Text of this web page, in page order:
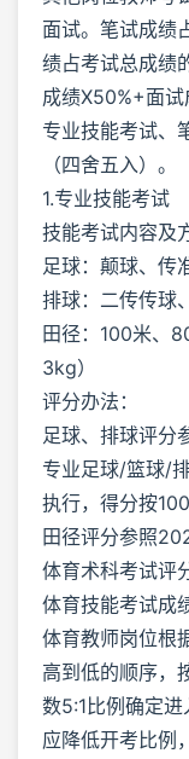
面试。笔试成绩
绩占考试总成绩
成绩X50%+面试
专业技能考试、
（四舍五入）。
1.专业技能考试
技能考试内容及
足球：颠球、传
排球：二传传球
田径：100米、
3kg）
评分办法：
足球、排球评分
专业足球/篮球/
执行，得分按100
田径评分参照
体育术科考试评
体育技能考试成
体育教师岗位根
高到低的顺序，
数5:1比例确定
应降低开考比例